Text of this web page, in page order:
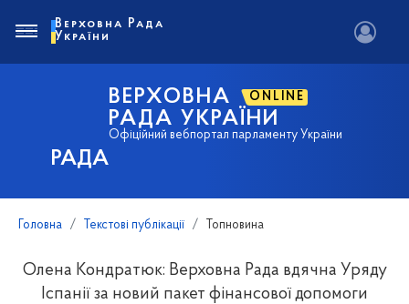
РАДА
ВЕРХОВНА ONLINE
РАДА УКРАЇНИ
Офіційний вебпортал парламенту України
Верховна Рада
України
Головна Текстові публікації Топновина
Олена Кондратюк: Верховна Рада вдячна Уряду
Іспанії за новий пакет фінансової допомоги